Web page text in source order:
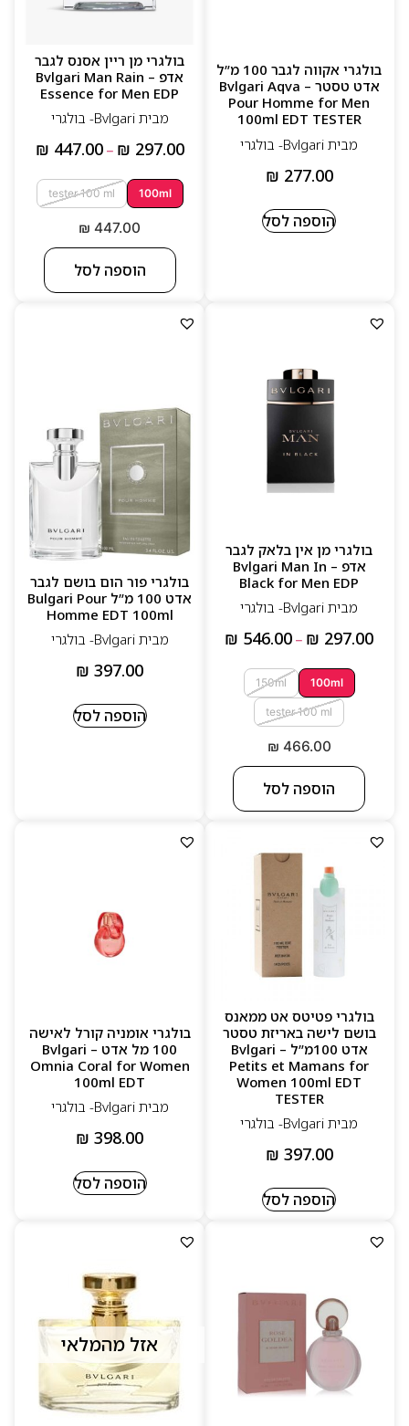
בולגרי אקווה לגבר 100 מ”ל
אדט טסטר – Bvlgari Aqva
Pour Homme for Men
100ml EDT TESTER
מבית Bvlgari- בולגרי
₪ 277.00
הוספה לסל
בולגרי מן ריין אסנס לגבר
אדפ – Bvlgari Man Rain
Essence for Men EDP
מבית Bvlgari- בולגרי
₪ 297.00
–
₪ 447.00
100ml
tester 100 ml
₪ 447.00
הוספה לסל
בולגרי מן אין בלאק לגבר
אדפ – Bvlgari Man In
Black for Men EDP
מבית Bvlgari- בולגרי
₪ 297.00
–
₪ 546.00
100ml
150ml
tester 100 ml
₪ 466.00
הוספה לסל
בולגרי פור הום בושם לגבר
אדט 100 מ”ל Bulgari Pour
Homme EDT 100ml
מבית Bvlgari- בולגרי
₪ 397.00
הוספה לסל
בולגרי פטיטס אט ממאנס
בושם לישה באריזת טסטר
אדט 100מ”ל – Bvlgari
Petits et Mamans for
Women 100ml EDT
TESTER
מבית Bvlgari- בולגרי
₪ 397.00
הוספה לסל
בולגרי אומניה קורל לאישה
100 מל אדט – Bvlgari
Omnia Coral for Women
100ml EDT
מבית Bvlgari- בולגרי
₪ 398.00
הוספה לסל
אזל מהמלאי